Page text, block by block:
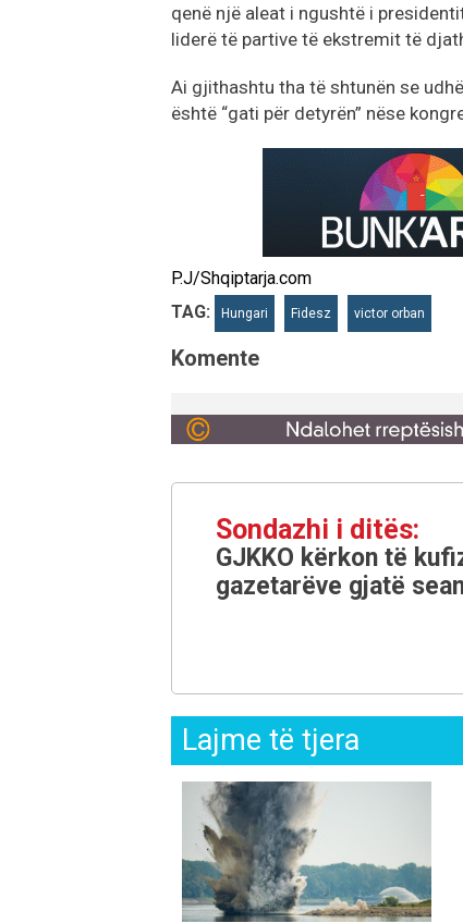
qenë një aleat i ngushtë i
liderë të partive të ekstremit të
Ai gjithashtu tha të shtunën se
është “gati për detyrën” nëse
P.J/Shqiptarja.com
TAG:
Hungari Fidesz victor orban
Komente
Sondazhi i ditës:
GJKKO kërkon të
gazetarëve gjatë
Lajme të tjera